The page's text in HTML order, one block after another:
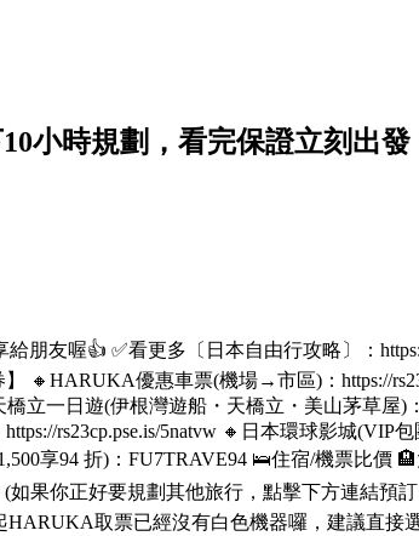
小時規劃，看完保證立刻出發
友喔👍 ✅看更多〔日本自由行攻略〕：
🔸HARUKA優惠車票(機場→市區)：https://
立一日遊(伊根灣遊船・天橋立・美山茅草屋)
rs23cp.pse.is/5natvw 🔸日本環球影城(VIP
享94 折)：FU7TRAVE94 🛌住宿/機票比價
如果你正好要規劃其他旅行，點擊下方連結預
起HARUKA取票已經沒有白色機器囉，建議